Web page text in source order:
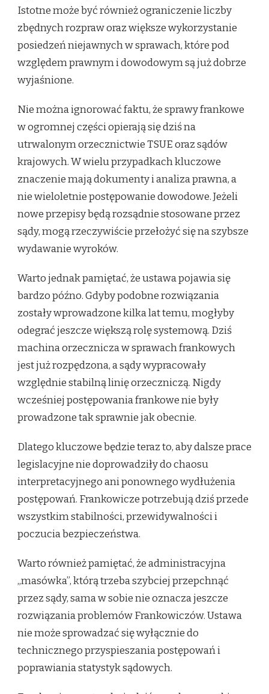
Istotne może być również ograniczenie liczby
zbędnych rozpraw oraz większe wykorzystanie
posiedzeń niejawnych w sprawach, które pod
względem prawnym i dowodowym są już dobrze
wyjaśnione.
Nie można ignorować faktu, że sprawy frankowe
w ogromnej części opierają się dziś na
utrwalonym orzecznictwie TSUE oraz sądów
krajowych. W wielu przypadkach kluczowe
znaczenie mają dokumenty i analiza prawna, a
nie wieloletnie postępowanie dowodowe. Jeżeli
nowe przepisy będą rozsądnie stosowane przez
sądy, mogą rzeczywiście przełożyć się na szybsze
wydawanie wyroków.
Warto jednak pamiętać, że ustawa pojawia się
bardzo późno. Gdyby podobne rozwiązania
zostały wprowadzone kilka lat temu, mogłyby
odegrać jeszcze większą rolę systemową. Dziś
machina orzecznicza w sprawach frankowych
jest już rozpędzona, a sądy wypracowały
względnie stabilną linię orzeczniczą. Nigdy
wcześniej postępowania frankowe nie były
prowadzone tak sprawnie jak obecnie.
Dlatego kluczowe będzie teraz to, aby dalsze prace
legislacyjne nie doprowadziły do chaosu
interpretacyjnego ani ponownego wydłużenia
postępowań. Frankowicze potrzebują dziś przede
wszystkim stabilności, przewidywalności i
poczucia bezpieczeństwa.
Warto również pamiętać, że administracyjna
„masówka”, którą trzeba szybciej przepchnąć
przez sądy, sama w sobie nie oznacza jeszcze
rozwiązania problemów Frankowiczów. Ustawa
nie może sprowadzać się wyłącznie do
technicznego przyspieszania postępowań i
poprawiania statystyk sądowych.